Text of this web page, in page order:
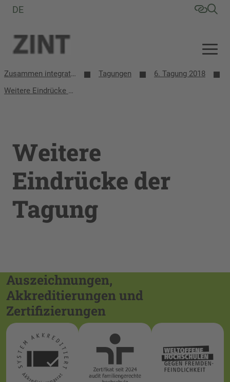
DE
Zusammen integrative/inklusive Schule entwickeln (ZINT) Tagungen
6. Tagung 2018
Weitere Eindrücke der Tagung
Weitere
Eindrücke der
Tagung
Auszeichnungen,
Akkreditierungen und
Zertifizierungen